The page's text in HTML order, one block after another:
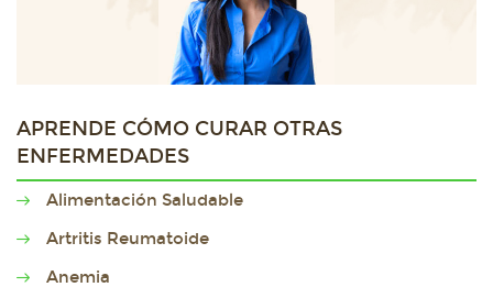
APRENDE CÓMO CURAR OTRAS
ENFERMEDADES
Alimentación Saludable
Artritis Reumatoide
Anemia